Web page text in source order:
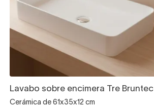
Lavabo sobre encimera Tre Bruntec
Cerámica de 61x35x12 cm